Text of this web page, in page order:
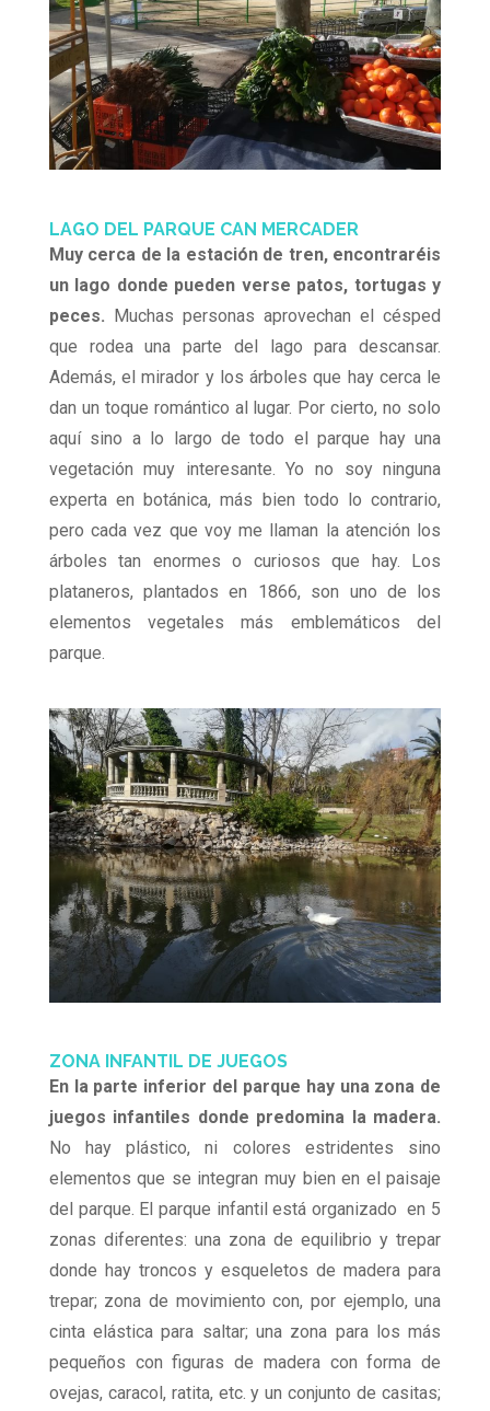
LAGO DEL PARQUE CAN MERCADER
Muy cerca de la estación de tren, encontraréis
un lago donde pueden verse patos, tortugas y
peces. Muchas personas aprovechan el césped
que rodea una parte del lago para descansar.
Además, el mirador y los árboles que hay cerca le
dan un toque romántico al lugar. Por cierto, no solo
aquí sino a lo largo de todo el parque hay una
vegetación muy interesante. Yo no soy ninguna
experta en botánica, más bien todo lo contrario,
pero cada vez que voy me llaman la atención los
árboles tan enormes o curiosos que hay. Los
plataneros, plantados en 1866, son uno de los
elementos vegetales más emblemáticos del
parque.
ZONA INFANTIL DE JUEGOS
En la parte inferior del parque hay una zona de
juegos infantiles donde predomina la madera.
No hay plástico, ni colores estridentes sino
elementos que se integran muy bien en el paisaje
del parque. El parque infantil está organizado en 5
zonas diferentes: una zona de equilibrio y trepar
donde hay troncos y esqueletos de madera para
trepar; zona de movimiento con, por ejemplo, una
cinta elástica para saltar; una zona para los más
pequeños con figuras de madera con forma de
ovejas, caracol, ratita, etc. y un conjunto de casitas;